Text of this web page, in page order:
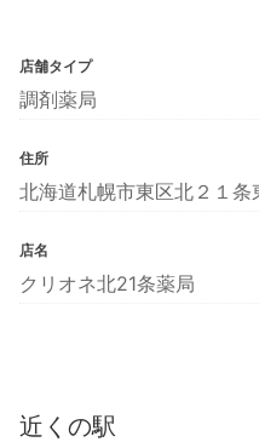
店舗タイプ
調剤薬局
住所
北海道札幌市東区北２１条
店名
クリオネ北21条薬局
近くの駅